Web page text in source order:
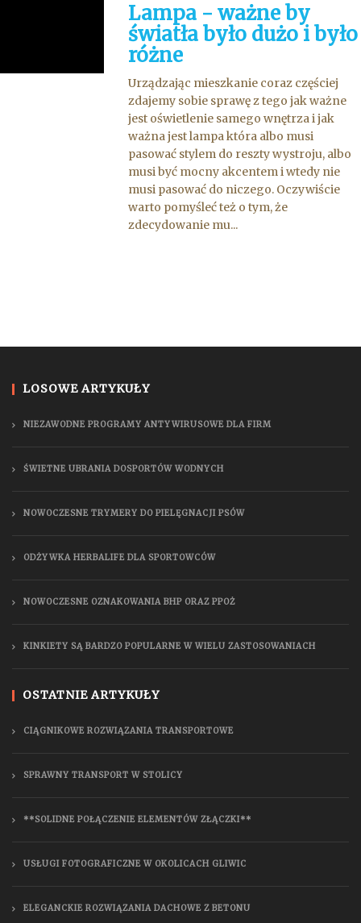
Lampa - ważne by
światła było dużo i było
różne
Urządzając mieszkanie coraz częściej
zdajemy sobie sprawę z tego jak ważne
jest oświetlenie samego wnętrza i jak
ważna jest lampa która albo musi
pasować stylem do reszty wystroju, albo
musi być mocny akcentem i wtedy nie
musi pasować do niczego. Oczywiście
warto pomyśleć też o tym, że
zdecydowanie mu...
LOSOWE ARTYKUŁY
NIEZAWODNE PROGRAMY ANTYWIRUSOWE DLA FIRM
ŚWIETNE UBRANIA DOSPORTÓW WODNYCH
NOWOCZESNE TRYMERY DO PIELĘGNACJI PSÓW
ODŻYWKA HERBALIFE DLA SPORTOWCÓW
NOWOCZESNE OZNAKOWANIA BHP ORAZ PPOŻ
KINKIETY SĄ BARDZO POPULARNE W WIELU ZASTOSOWANIACH
OSTATNIE ARTYKUŁY
CIĄGNIKOWE ROZWIĄZANIA TRANSPORTOWE
SPRAWNY TRANSPORT W STOLICY
**SOLIDNE POŁĄCZENIE ELEMENTÓW ZŁĄCZKI**
USŁUGI FOTOGRAFICZNE W OKOLICACH GLIWIC
ELEGANCKIE ROZWIĄZANIA DACHOWE Z BETONU